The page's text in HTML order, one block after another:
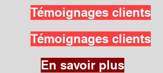
En savoir plus
Témoignages clients
Témoignages clients